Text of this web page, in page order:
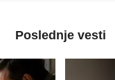
Poslednje vesti